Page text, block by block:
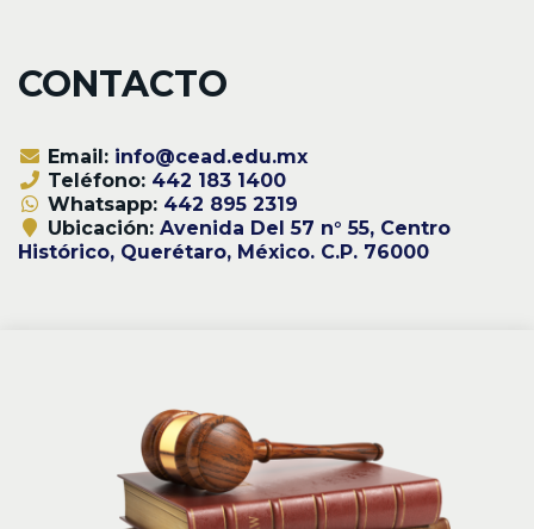
CONTACTO
Email: info@cead.edu.mx
Teléfono: 442 183 1400
Whatsapp: 442 895 2319
Ubicación: Avenida Del 57 n° 55, Centro
Histórico, Querétaro, México. C.P. 76000